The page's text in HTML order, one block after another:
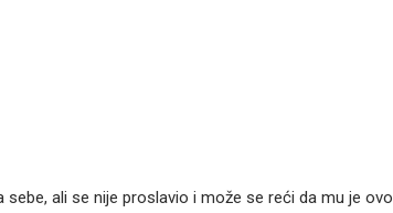
ali se nije proslavio i može se reći da mu je ovo